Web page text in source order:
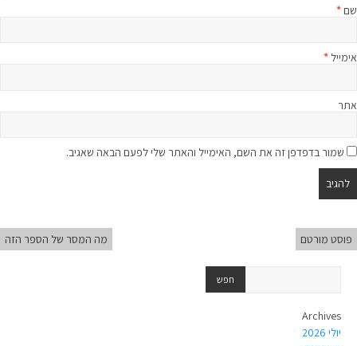
שם*
אימייל *
אתר
שמור בדפדפן זה את השם, האימייל והאתר שלי לפעם הבאה שאגיב.
פוסט מורטם מה המסר של הספר הזה
Archives
יולי 2026